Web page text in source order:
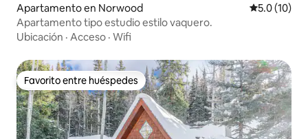
Apartamento en Norwood Calificación
5.0 (10)
Apartamento tipo estudio estilo vaquero.
Ubicación · Acceso · Wifi
Favorito entre huéspedes
Favorito entre huéspedes